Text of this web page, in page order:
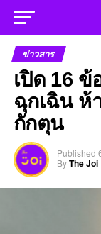
ข่าวสาร
เปิด 16
ฉุกเฉิน ห้
กักตุน
Published
ByThe Joi